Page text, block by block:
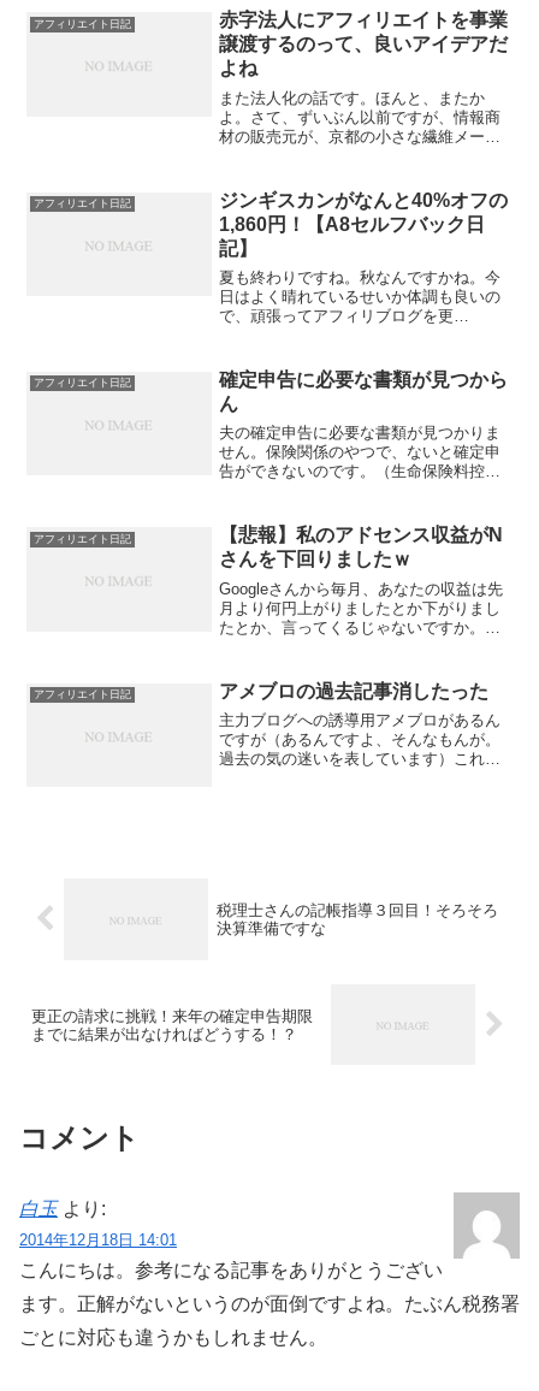
（メインからスピンアウトしたやつ）の
アクセス解析。そこそこ稼...
アフィリエイト日記
赤字法人にアフィリエイトを事業
譲渡するのって、良いアイデアだ
よね
また法人化の話です。ほんと、またか
よ。さて、ずいぶん以前ですが、情報商
材の販売元が、京都の小さな繊維メーカ
いうか、インフォプレナーさん？ってい
うのか？が売り出している情...
アフィリエイト日記
ジンギスカンがなんと40%オフの
1,860円！【A8セルフバック日
記】
夏も終わりですね。秋なんですかね。今
日はよく晴れているせいか体調も良いの
で、頑張ってアフィリブログを更
らいまえ、「肉を食べるとアフィリ収益
が上がる」というインチキ記事を...
アフィリエイト日記
確定申告に必要な書類が見つから
ん
夫の確定申告に必要な書類が見つかりま
せん。保険関係のやつで、ないと確定申
告ができないのです。（生命保険料控除
私はそれを持っていたようです。いつ、
どうしてなくなったんだ。...
アフィリエイト日記
【悲報】私のアドセンス収益がN
さんを下回りましたｗ
Googleさんから毎月、あなたの収益は先
月より何円上がりましたとか下がりまし
たとか、言ってくるじゃないですか。あ
２件届くんですね。Nさんが何年か前、私
に毎月収益報告...
アフィリエイト日記 アメブロの過去記事消したった
主力ブログへの誘導用アメブロがあるん
ですが（あるんですよ、そんなもんが。
過去の気の迷いを表しています）これの
税理士さんの記帳指導３回目！そろそろ
決算準備ですな
更正の請求に挑戦！来年の確定申告期限
までに結果が出なければどうする！？
コメント
白玉 より:
2014年12月18日 14:01
こんにちは。参考になる記事をありがとうござい
ます。正解がないというのが面倒ですよね。たぶん税務署
ごとに対応も違うかもしれません。